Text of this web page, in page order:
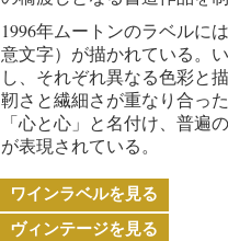
1996年ムートンのラベルに
意文字）が描かれている。
し、それぞれ異なる色彩と
靭さと繊細さが重なり合っ
「心と心」と名付け、普遍
が表現されている。
ワインラベルを見る
ヴィンテージを見る